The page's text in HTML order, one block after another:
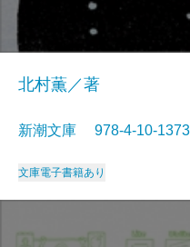
北村薫／著
新潮文庫 978-4-10-
文庫電子書籍あり